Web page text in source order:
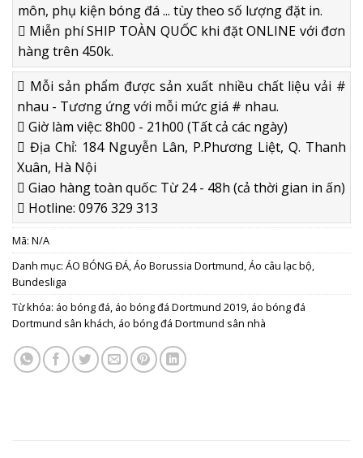
môn, phụ kiện bóng đá ... tùy theo số lượng đặt in.
Miễn phí SHIP TOÀN QUỐC khi đặt ONLINE với đơn
hàng trên 450k.
Mỗi sản phẩm được sản xuất nhiều chất liệu vải #
nhau - Tương ứng với mỗi mức giá # nhau.
Giờ làm việc: 8h00 - 21h00 (Tất cả các ngày)
Địa Chỉ: 184 Nguyễn Lân, P.Phương Liệt, Q. Thanh
Xuân, Hà Nội
Giao hàng toàn quốc: Từ 24 - 48h (cả thời gian in ấn)
Hotline: 0976 329 313
Mã: N/A
Danh mục: ÁO BÓNG ĐÁ,Áo Borussia Dortmund,Áo câu lạc bộ,
Bundesliga
Từ khóa: áo bóng đá, áo bóng đá Dortmund 2019, áo bóng đá
Dortmund sân khách, áo bóng đá Dortmund sân nhà